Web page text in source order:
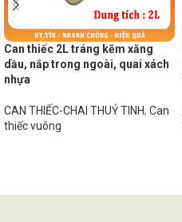
Can thiếc 2L tráng kẽm xăng
dầu, nắp trong ngoài, quai xách
nhựa
CAN THIẾC-CHAI THUỶ TINH, Can
thiếc vuông